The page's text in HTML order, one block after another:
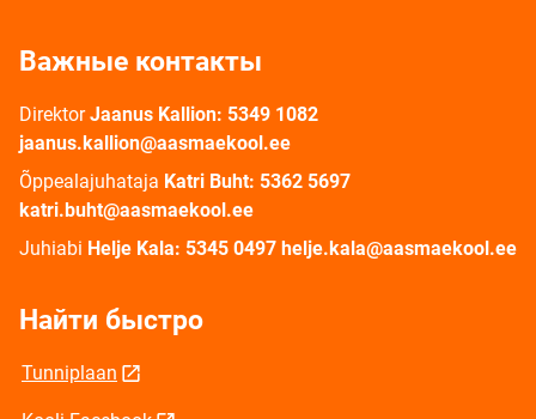
Важные контакты
Direktor Jaanus Kallion: 5349 1082
jaanus.kallion@aasmaekool.ee
Õppealajuhataja Katri Buht: 5362 5697
katri.buht@aasmaekool.ee
Juhiabi Helje Kala: 5345 0497 helje.kala@aasmaekool.ee
Найти быстро
Tunniplaan